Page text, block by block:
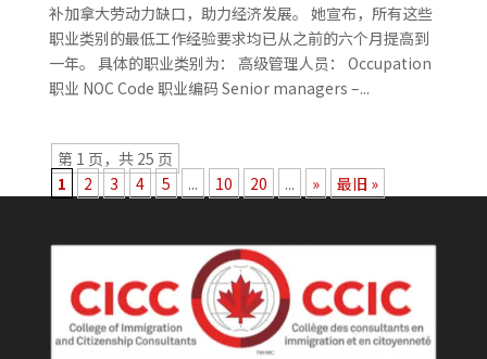
补加拿大劳动力缺口，助力经济发展。 她宣布，所有这些
职业类别的最低工作经验要求均已从之前的六个月提高到
一年。 具体的职业类别为： 高级管理人员： Occupation
职业 NOC Code 职业编码 Senior managers –...
第 1 页，共 25 页
1
2 3 4 5 ... 10 20 ... » 最旧 »